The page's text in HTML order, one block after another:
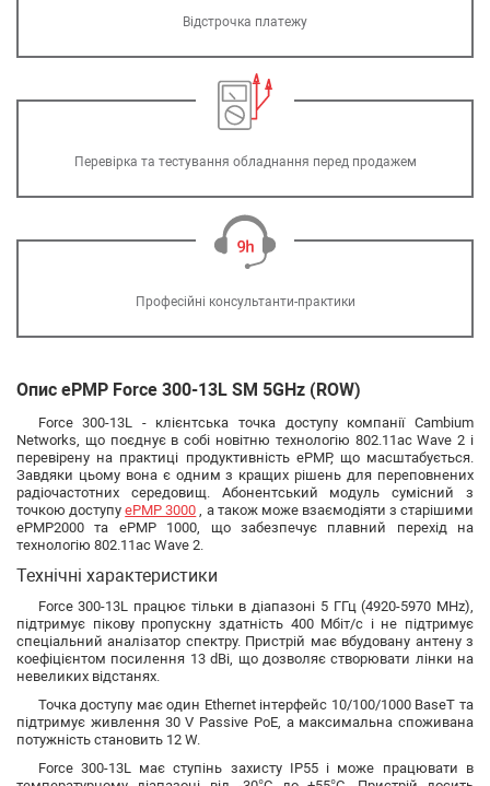
Відстрочка платежу
Перевірка та тестування обладнання перед продажем
Професійні консультанти-практики
Опис ePMP Force 300-13L SM 5GHz (ROW)
Force 300-13L - клієнтська точка доступу компанії Cambium
Networks, що поєднує в собі новітню технологію 802.11ac Wave 2 і
перевірену на практиці продуктивність ePMP, що масштабується.
Завдяки цьому вона є одним з кращих рішень для переповнених
радіочастотних середовищ. Абонентський модуль сумісний з
точкою доступуePMP 3000 , а також може взаємодіяти з старішими
ePMP2000 та ePMP 1000, що забезпечує плавний перехід на
технологію 802.11ac Wave 2.
Технічні характеристики
Force 300-13L працює тільки в діапазоні 5 ГГц (4920-5970 MHz),
підтримує пікову пропускну здатність 400 Мбіт/с і не підтримує
спеціальний аналізатор спектру. Пристрій має вбудовану антену з
коефіцієнтом посилення 13 dBi, що дозволяє створювати лінки на
невеликих відстанях.
Точка доступу має один Ethernet інтерфейс 10/100/1000 BaseT та
підтримує живлення 30 V Passive PoE, а максимальна споживана
потужність становить 12 W.
Force 300-13L має ступінь захисту IP55 і може працювати в